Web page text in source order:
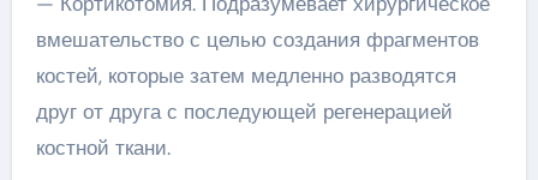
вмешательство с целью создания фрагментов
костей, которые затем медленно разводятся
друг от друга с последующей регенерацией
костной ткани.